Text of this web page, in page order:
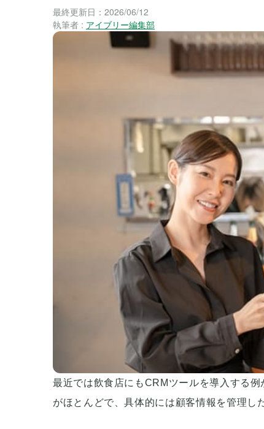
最終更新日：2026/06/12
執筆者 : アイブリー編集部
最近では飲食店にもCRMツールを導入する
がほとんどで、具体的には顧客情報を管理し